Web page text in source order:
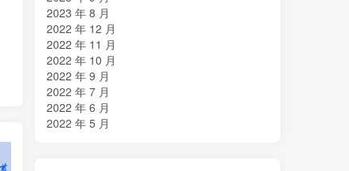
2023 年 8 月
2022 年 12 月
2022 年 11 月
2022 年 10 月
2022 年 9 月
2022 年 7 月
2022 年 6 月
2022 年 5 月